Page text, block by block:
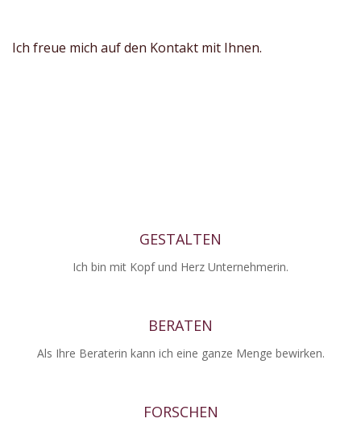
Ich freue mich auf den Kontakt mit Ihnen.
GESTALTEN
Ich bin mit Kopf und Herz Unternehmerin.
BERATEN
Als Ihre Beraterin kann ich eine ganze Menge bewirken.
FORSCHEN